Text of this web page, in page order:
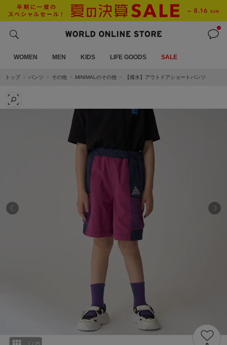
WOMEN MEN KIDS LIFE GOODS SALE
トップ パンツ その他 MINIMALのその他 【撥水】アウトドアショートパンツ
/ 25